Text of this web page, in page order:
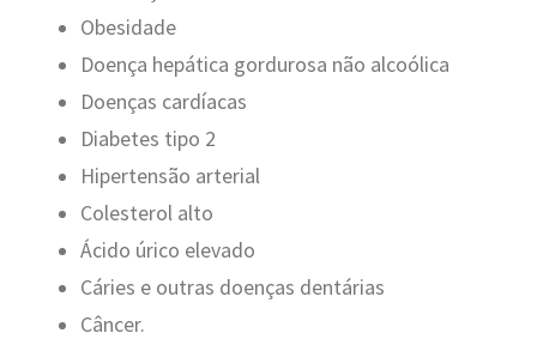
Obesidade
Doença hepática gordurosa não alcoólica
Doenças cardíacas
Diabetes tipo 2
Hipertensão arterial
Colesterol alto
Ácido úrico elevado
Cáries e outras doenças dentárias
Câncer.